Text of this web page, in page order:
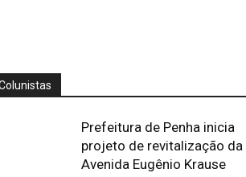
Prefeitura de Penha inicia
projeto de revitalização da
Avenida Eugênio Krause